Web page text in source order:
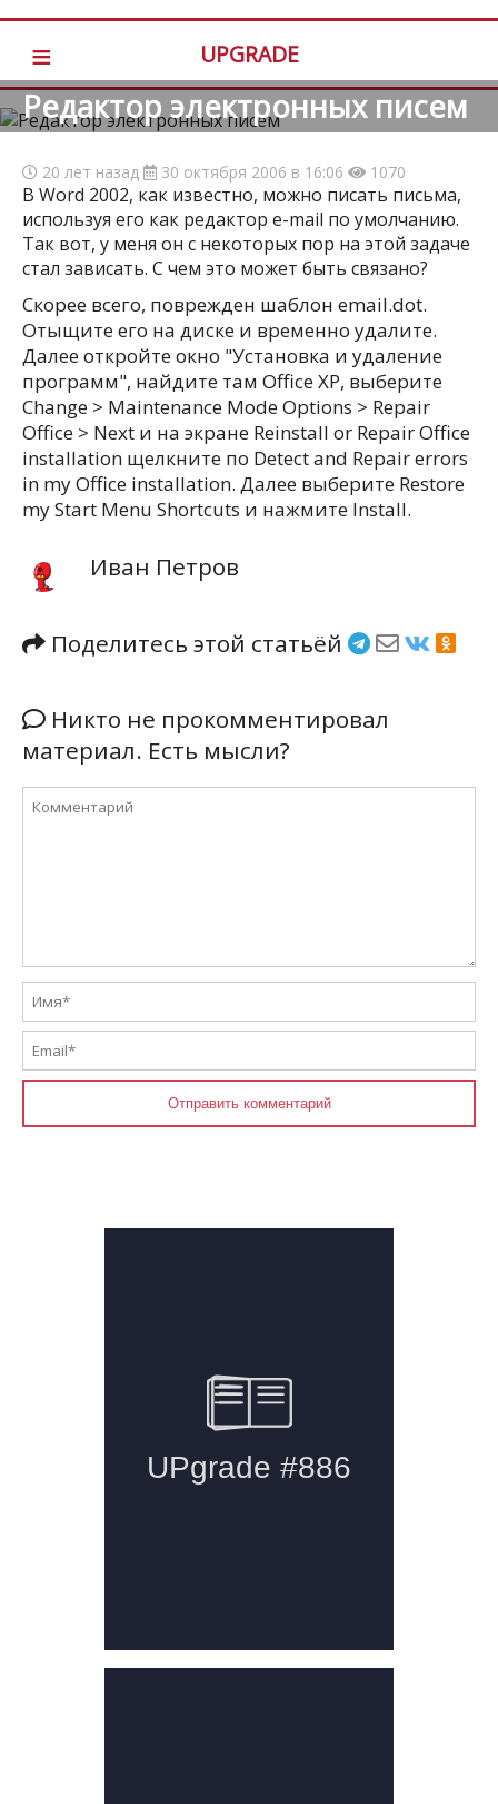
≡ UPGRADE
Редактор электронных писем
20 лет назад 30 октября 2006 в 16:06 1070
В Word 2002, как известно, можно писать письма,
используя его как редактор e-mail по умолчанию.
Так вот, у меня он с некоторых пор на этой задаче
стал зависать. С чем это может быть связано?
Скорее всего, поврежден шаблон email.dot.
Отыщите его на диске и временно удалите.
Далее откройте окно "Установка и удаление
программ", найдите там Office XP, выберите
Change > Maintenance Mode Options > Repair
Office > Next и на экране Reinstall or Repair Office
installation щелкните по Detect and Repair errors
in my Office installation. Далее выберите Restore
my Start Menu Shortcuts и нажмите Install.
Иван Петров
Поделитесь этой статьёй
Никто не прокомментировал
материал. Есть мысли?